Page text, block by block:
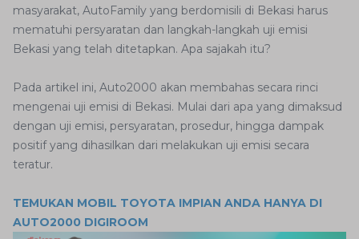
masyarakat, AutoFamily yang berdomisili di Bekasi harus
mematuhi persyaratan dan langkah-langkah uji emisi
Bekasi yang telah ditetapkan. Apa sajakah itu?
Pada artikel ini, Auto2000 akan membahas secara rinci
mengenai uji emisi di Bekasi. Mulai dari apa yang dimaksud
dengan uji emisi, persyaratan, prosedur, hingga dampak
positif yang dihasilkan dari melakukan uji emisi secara
teratur.
TEMUKAN MOBIL TOYOTA IMPIAN ANDA HANYA DI
AUTO2000 DIGIROOM